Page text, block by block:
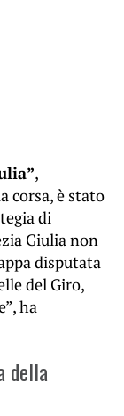
,
corsa, è stato
di
Giulia non
disputata
del Giro,
ha
della